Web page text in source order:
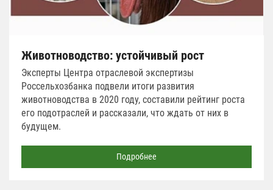
Животноводство: устойчивый рост
Эксперты Центра отраслевой экспертизы
Россельхозбанка подвели итоги развития
животноводства в 2020 году, составили рейтинг роста
его подотраслей и рассказали, что ждать от них в
будущем.
Подробнее